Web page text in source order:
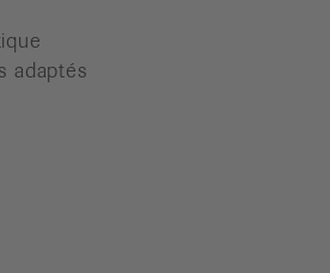
adaptés